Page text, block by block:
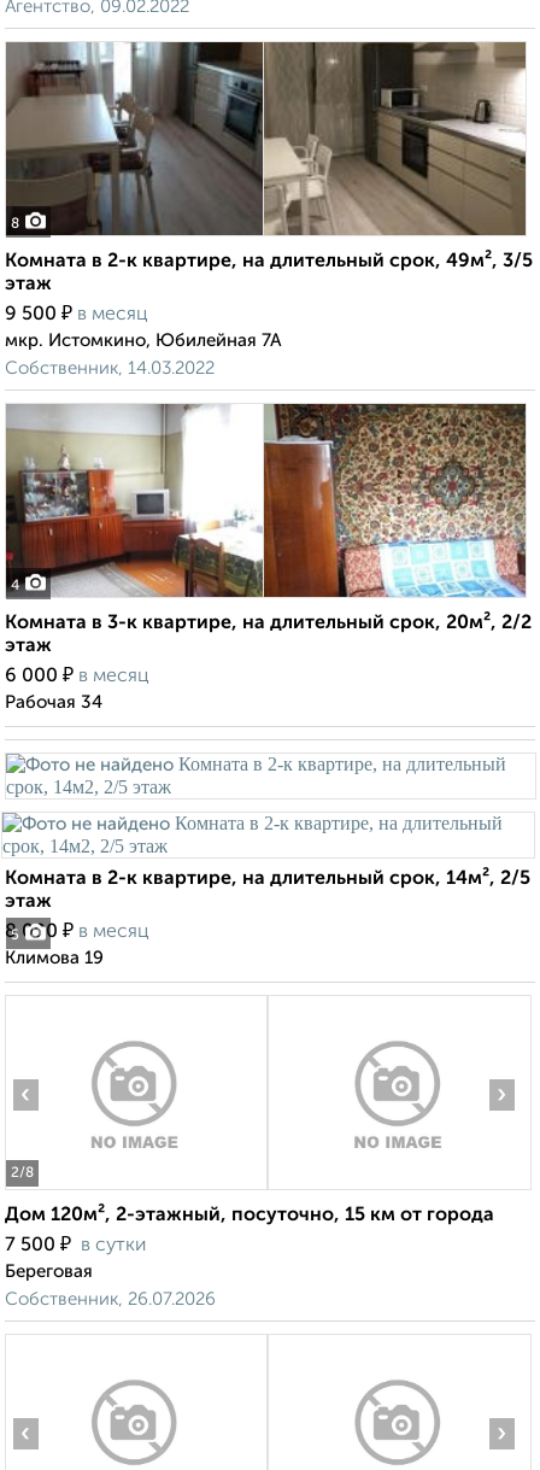
Агентство, 09.02.2022
8
Комната в 2-к квартире, на длительный срок, 49м², 3/5
этаж
9 500 ₽ в месяц
мкр. Истомкино, Юбилейная 7А
Собственник, 14.03.2022
4
Комната в 3-к квартире, на длительный срок, 20м², 2/2
этаж
6 000 ₽ в месяц
Рабочая 34
5
Комната в 2-к квартире, на длительный срок, 14м², 2/5
этаж
8 000 ₽ в месяц
Климова 19
2/8
‹ ›
Дом 120м², 2-этажный, посуточно, 15 км от города
7 500 ₽ в сутки
Береговая
Собственник, 26.07.2026
‹ ›